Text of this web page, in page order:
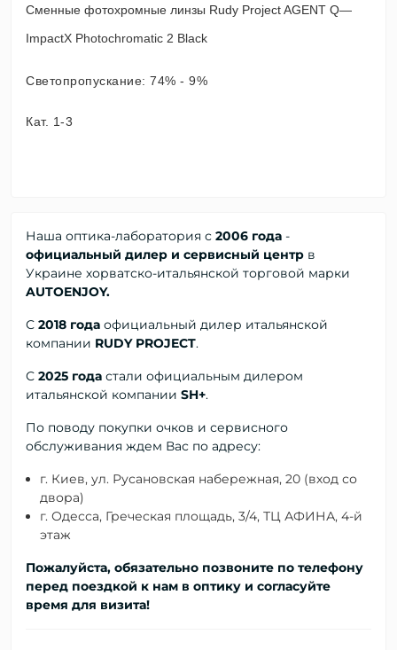
Сменные фотохромные линзы Rudy Project AGENT Q—
ImpactX Photochromatic 2 Black
Светопропускание: 74% - 9%
Кат. 1-3
Наша оптика-лаборатория с 2006 года -
официальный дилер и сервисный центр в
Украине хорватско-итальянской торговой марки
AUTOENJOY.
С 2018 года официальный дилер итальянской
компании RUDY PROJECT.
С 2025 года стали официальным дилером
итальянской компании SH+.
По поводу покупки очков и сервисного
обслуживания ждем Вас по адресу:
г. Киев, ул. Русановская набережная, 20 (вход со
двора)
г. Одесса, Греческая площадь, 3/4, ТЦ АФИНА, 4-й
этаж
Пожалуйста, обязательно позвоните по телефону
перед поездкой к нам в оптику и согласуйте
время для визита!